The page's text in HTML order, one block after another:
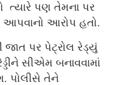
ત્યારે પણ તેમના પર
આપવાનો આરોપ હતો.
જાત પર પેટ્રોલ રેડ્યું
સીએમ બનાવવામાં
પોલીસે તેને